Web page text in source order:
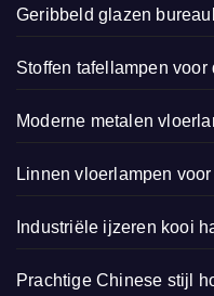
Geribbeld glazen
Stoffen tafellampen voor
Moderne metalen
Linnen vloerlampen
Industriële ijzeren kooi
Prachtige Chinese stijl